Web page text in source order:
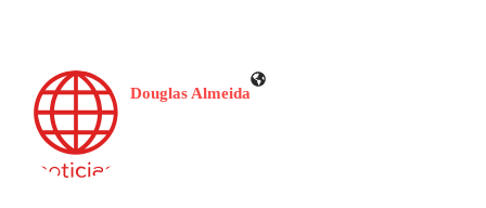
Douglas Almeida